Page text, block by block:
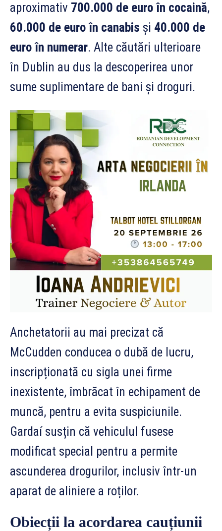
aproximativ 700.000 de euro în cocaină,
60.000 de euro în canabis și 40.000 de
euro în numerar. Alte căutări ulterioare
în Dublin au dus la descoperirea unor
sume suplimentare de bani și droguri.
Anchetatorii au mai precizat că
McCudden conducea o dubă de lucru,
inscripționată cu sigla unei firme
inexistente, îmbrăcat în echipament de
muncă, pentru a evita suspiciunile.
Gardaí susțin că vehiculul fusese
modificat special pentru a permite
ascunderea drogurilor, inclusiv într-un
aparat de aliniere a roților.
Obiecții la acordarea cauțiunii